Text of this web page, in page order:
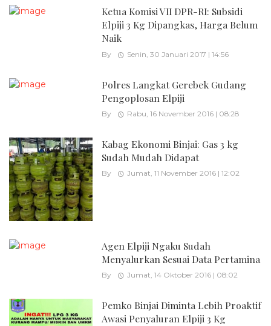
Ketua Komisi VII DPR-RI: Subsidi
Elpiji 3 Kg Dipangkas, Harga Belum
Naik
By Senin, 30 Januari 2017 | 14:56
Polres Langkat Gerebek Gudang
Pengoplosan Elpiji
By Rabu, 16 November 2016 | 08:28
Kabag Ekonomi Binjai: Gas 3 kg
Sudah Mudah Didapat
By Jumat, 11 November 2016 | 12:02
Agen Elpiji Ngaku Sudah
Menyalurkan Sesuai Data Pertamina
By Jumat, 14 Oktober 2016 | 08:02
Pemko Binjai Diminta Lebih Proaktif
Awasi Penyaluran Elpiji 3 Kg